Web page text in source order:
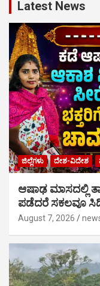
Latest News
ಜಿಲ್ಲೆಗಳು ದೇಶ-ವಿದೇಶ
ಆಷಾಢ ಮಾಸದಲ್ಲಿ
ಪಡೆದರೆ ಸಕಲವೂ
August 7, 2026